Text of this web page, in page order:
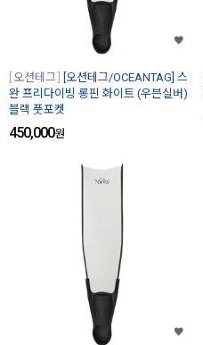
오션테그
[오션테그/OCEANTAG] 스
완 프리다이빙 롱핀 화이트 (우븐실버)
블랙 풋포켓
450,000원